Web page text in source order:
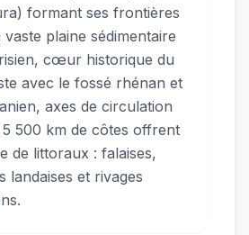
formant ses frontières
vaste plaine sédimentaire
cœur historique du
avec le fossé rhénan et
axes de circulation
5 500 km de côtes offrent
de littoraux : falaises,
landaises et rivages